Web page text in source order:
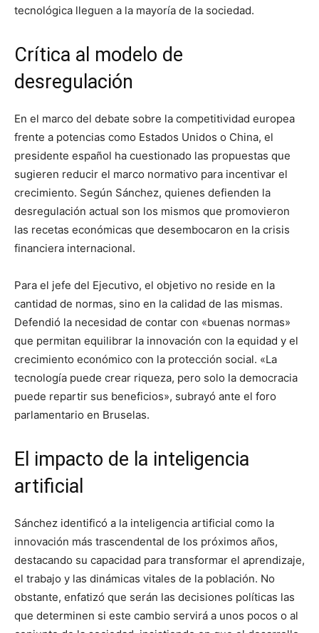
tecnológica lleguen a la mayoría de la sociedad.
Crítica al modelo de
desregulación
En el marco del debate sobre la competitividad europea
frente a potencias como Estados Unidos o China, el
presidente español ha cuestionado las propuestas que
sugieren reducir el marco normativo para incentivar el
crecimiento. Según Sánchez, quienes defienden la
desregulación actual son los mismos que promovieron
las recetas económicas que desembocaron en la crisis
financiera internacional.
Para el jefe del Ejecutivo, el objetivo no reside en la
cantidad de normas, sino en la calidad de las mismas.
Defendió la necesidad de contar con «buenas normas»
que permitan equilibrar la innovación con la equidad y el
crecimiento económico con la protección social. «La
tecnología puede crear riqueza, pero solo la democracia
puede repartir sus beneficios», subrayó ante el foro
parlamentario en Bruselas.
El impacto de la inteligencia
artificial
Sánchez identificó a la inteligencia artificial como la
innovación más trascendental de los próximos años,
destacando su capacidad para transformar el aprendizaje,
el trabajo y las dinámicas vitales de la población. No
obstante, enfatizó que serán las decisiones políticas las
que determinen si este cambio servirá a unos pocos o al